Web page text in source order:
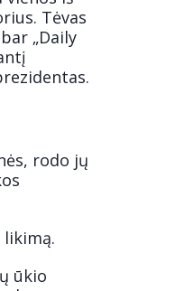
Tėvas
„Daily
rodo jų
ūkio